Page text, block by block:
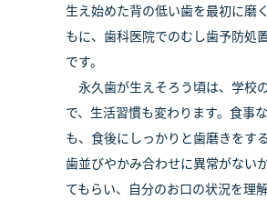
生え始めた背の低い歯を最初に磨
もに、歯科医院でのむし歯予防処
です。
永久歯が生えそろう頃は、学校
で、生活習慣も変わります。食事
も、食後にしっかりと歯磨きをす
歯並びやかみ合わせに異常がない
てもらい、自分のお口の状況を理